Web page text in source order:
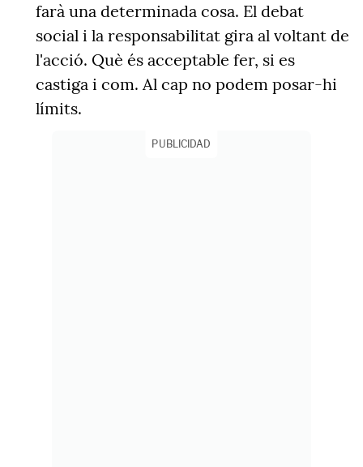
farà una determinada cosa. El debat
social i la responsabilitat gira al voltant de
l'acció. Què és acceptable fer, si es
castiga i com. Al cap no podem posar-hi
límits.
PUBLICIDAD